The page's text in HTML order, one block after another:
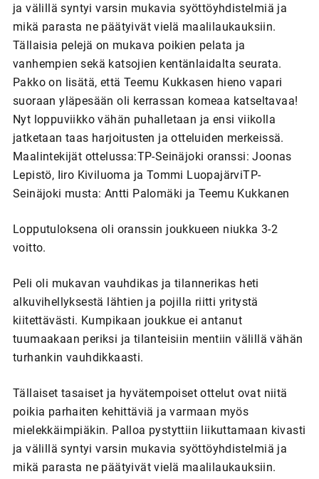
ja välillä syntyi varsin mukavia syöttöyhdistelmiä ja
mikä parasta ne päätyivät vielä maalilaukauksiin.
Tällaisia pelejä on mukava poikien pelata ja
vanhempien sekä katsojien kentänlaidalta seurata.
Pakko on lisätä, että Teemu Kukkasen hieno vapari
suoraan yläpesään oli kerrassan komeaa katseltavaa!
Nyt loppuviikko vähän puhalletaan ja ensi viikolla
jatketaan taas harjoitusten ja otteluiden merkeissä.
Maalintekijät ottelussa:TP-Seinäjoki oranssi: Joonas
Lepistö, Iiro Kiviluoma ja Tommi LuopajärviTP-
Seinäjoki musta: Antti Palomäki ja Teemu Kukkanen
Lopputuloksena oli oranssin joukkueen niukka 3-2
voitto.
Peli oli mukavan vauhdikas ja tilannerikas heti
alkuvihellyksestä lähtien ja pojilla riitti yritystä
kiitettävästi. Kumpikaan joukkue ei antanut
tuumaakaan periksi ja tilanteisiin mentiin välillä vähän
turhankin vauhdikkaasti.
Tällaiset tasaiset ja hyvätempoiset ottelut ovat niitä
poikia parhaiten kehittäviä ja varmaan myös
mielekkäimpiäkin. Palloa pystyttiin liikuttamaan kivasti
ja välillä syntyi varsin mukavia syöttöyhdistelmiä ja
mikä parasta ne päätyivät vielä maalilaukauksiin.